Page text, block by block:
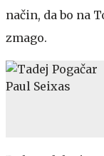
način, da bo na
zmago.